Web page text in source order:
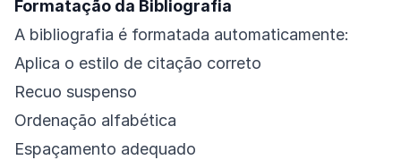
Formatação da Bibliografia
A bibliografia é formatada automaticamente:
Aplica o estilo de citação correto
Recuo suspenso
Ordenação alfabética
Espaçamento adequado